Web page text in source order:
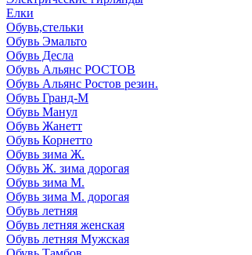
Елки
Обувь,стельки
Обувь Эмальто
Обувь Десла
Обувь Альянс РОСТОВ
Обувь Альянс Ростов резин.
Обувь Гранд-М
Обувь Манул
Обувь Жанетт
Обувь Корнетто
Обувь зима Ж.
Обувь Ж. зима дорогая
Обувь зима М.
Обувь зима М. дорогая
Обувь летняя
Обувь летняя женская
Обувь летняя Мужская